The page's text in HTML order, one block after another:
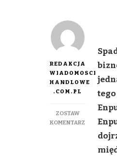
REDAKCJA
WIADOMOSCI
HANDLOWE
.COM.PL
ZOSTAW
KOMENTARZ
NOWY
STANDARD